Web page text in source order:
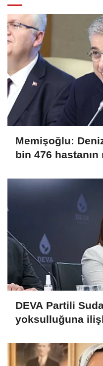
Memişoğlu:
bin 476
DEVA Partili
yoksulluğuna